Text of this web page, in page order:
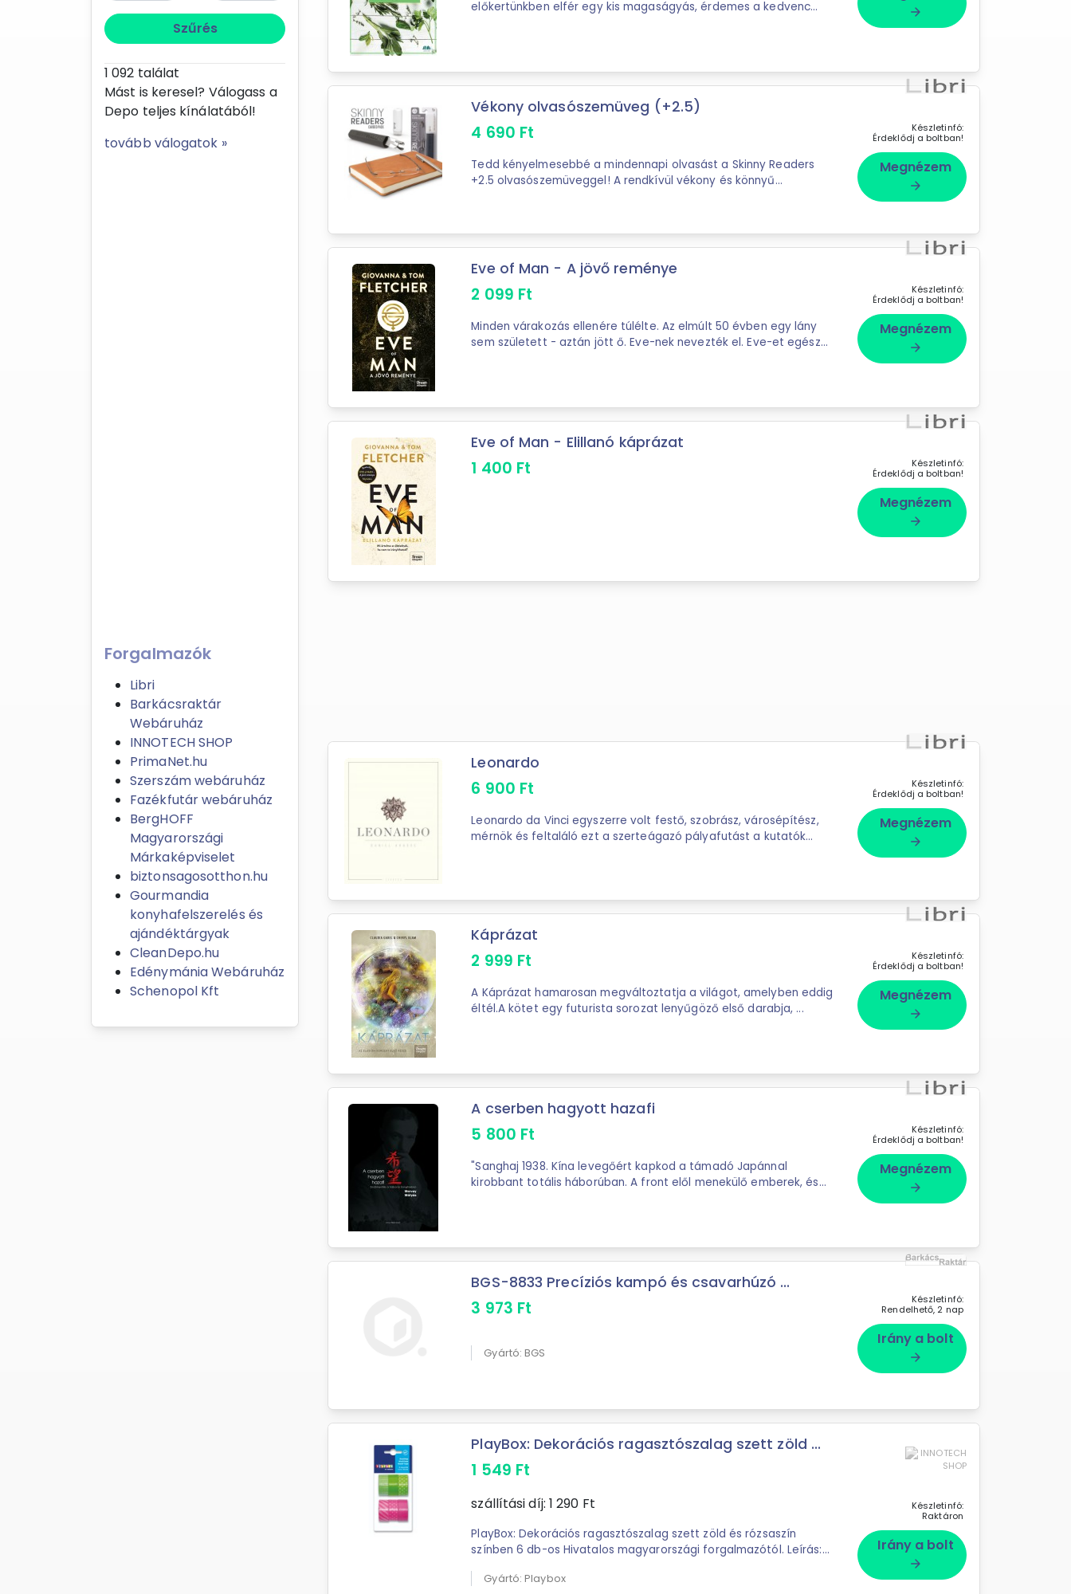
Szűrés
1 092 találat
Mást is keresel? Válogass a
Depo teljes kínálatából!
tovább válogatok »
Forgalmazók
Libri
Barkácsraktár
Webáruház
INNOTECH SHOP
PrimaNet.hu
Szerszám webáruház
Fazékfutár webáruház
BergHOFF
Magyarországi
Márkaképviselet
biztonsagosotthon.hu
Gourmandia
konyhafelszerelés és
ajándéktárgyak
CleanDepo.hu
Edénymánia Webáruház
Schenopol Kft
előkertünkben elfér egy kis magaságyás, érdemes a kedvenc
arrow_forward
Vékony olvasószemüveg (+2.5)
4 690 Ft
Tedd kényelmesebbé a mindennapi olvasást a Skinny Readers
+2.5 olvasószemüveggel! A rendkívül vékony és könnyű
Készletinfó:
Érdeklődj a boltban!
Megnézem
arrow_forward
Eve of Man - A jövő reménye
2 099 Ft
Minden várakozás ellenére túlélte. Az elmúlt 50 évben egy lány
sem született - aztán jött ő. Eve-nek nevezték el. Eve-et egész
Készletinfó:
Érdeklődj a boltban!
Megnézem
arrow_forward
Eve of Man - Elillanó káprázat
1 400 Ft
Készletinfó:
Érdeklődj a boltban!
Megnézem
arrow_forward
Leonardo
6 900 Ft
Leonardo da Vinci egyszerre volt festő, szobrász, városépítész,
mérnök és feltaláló ezt a szerteágazó pályafutást a kutatók
Készletinfó:
Érdeklődj a boltban!
Megnézem
arrow_forward
Káprázat
2 999 Ft
A Káprázat hamarosan megváltoztatja a világot, amelyben eddig
éltél.A kötet egy futurista sorozat lenyűgöző első darabja, ...
Készletinfó:
Érdeklődj a boltban!
Megnézem
arrow_forward
A cserben hagyott hazafi
5 800 Ft
"Sanghaj 1938. Kína levegőért kapkod a támadó Japánnal
kirobbant totális háborúban. A front elől menekülő emberek, és
Készletinfó:
Érdeklődj a boltban!
Megnézem
arrow_forward
BGS-8833 Precíziós kampó és csavarhúzó ...
3 973 Ft
Gyártó: BGS
Készletinfó:
Rendelhető, 2 nap
Irány a bolt
arrow_forward
PlayBox: Dekorációs ragasztószalag szett zöld ...
1 549 Ft
szállítási díj: 1 290 Ft
PlayBox: Dekorációs ragasztószalag szett zöld és rózsaszín
színben 6 db-os Hivatalos magyarországi forgalmazótól. Leírás:
Gyártó: Playbox
Készletinfó:
Raktáron
Irány a bolt
arrow_forward